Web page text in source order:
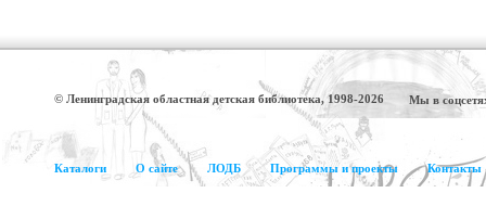
© Ленинградская областная детская библиотека, 1998-2026 Мы в
Каталоги О сайте ЛОДБ Программы и проекты Контакты